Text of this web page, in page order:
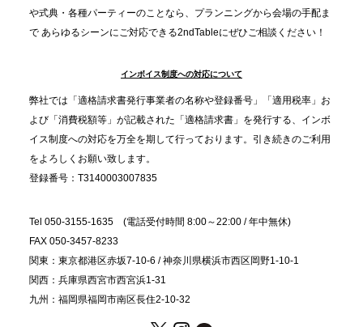
分”の時代へ。法人注文が前年比5倍に伸びた「宅配
オードブル」が提案する、新しい乾杯文化
プレスリリースのご案内｜職場で完結する“忘年会・
納会ケータリング”が人気。幹事負担を軽減し、社内
コミュニケーションを促進
や式典・各種パーティーのことなら、プランニングから会場の手配ま
で あらゆるシーンにご対応できる2ndTableにぜひご相談ください！
インボイス制度への対応について
弊社では「適格請求書発行事業者の名称や登録番号」「適用税率」お
よび「消費税額等」が記載された「適格請求書」を発行する、インボ
イス制度への対応を万全を期して行っております。引き続きのご利用
をよろしくお願い致します。
登録番号：T3140003007835
Tel 050-3155-1635 (電話受付時間 8:00～22:00 / 年中無休)
FAX 050-3457-8233
関東：東京都港区赤坂7-10-6 / 神奈川県横浜市西区岡野1-10-1
関西：兵庫県西宮市西宮浜1-31
九州：福岡県福岡市南区長住2-10-32